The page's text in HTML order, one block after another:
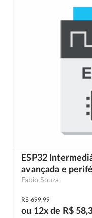
ESP32
avançada e
Fabio Souza
R$ 699,99
ou 12x de R$